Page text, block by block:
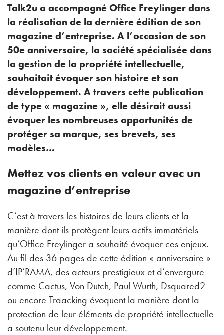
Talk2u a accompagné Office Freylinger dans
la réalisation de la dernière édition de son
magazine d’entreprise. A l’occasion de son
50e anniversaire, la société spécialisée dans
la gestion de la propriété intellectuelle,
souhaitait évoquer son histoire et son
développement. A travers cette publication
de type « magazine », elle désirait aussi
évoquer les nombreuses opportunités de
protéger sa marque, ses brevets, ses
modèles…
Mettez vos clients en valeur avec un
magazine d’entreprise
C’est à travers les histoires de leurs clients et la
manière dont ils protègent leurs actifs immatériels
qu’Office Freylinger a souhaité évoquer ces enjeux.
Au fil des 36 pages de cette édition « anniversaire »
d’IP’RAMA, des acteurs prestigieux et d’envergure
comme Cactus, Von Dutch, Paul Wurth, Dsquared2
ou encore Traacking évoquent la manière dont la
protection de leur éléments de propriété intellectuelle
a soutenu leur développement.